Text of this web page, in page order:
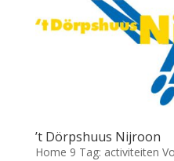
’t Dörpshuus Nijroon
Home 9 Tag: activiteiten